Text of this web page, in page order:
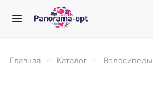
Главная Каталог Велосипеды